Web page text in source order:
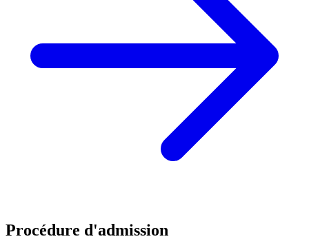
Procédure d'admission